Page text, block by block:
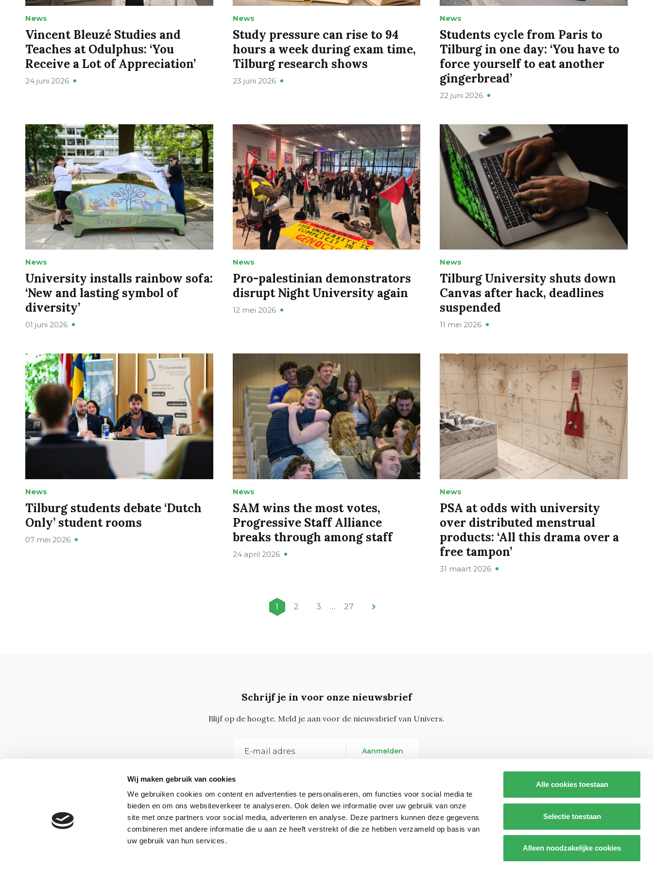
Wij maken gebruik van cookies
We gebruiken cookies om content en advertenties te personaliseren, om functies voor social media te
bieden en om ons websiteverkeer te analyseren. Ook delen we informatie over uw gebruik van onze
site met onze partners voor social media, adverteren en analyse. Deze partners kunnen deze gegevens
combineren met andere informatie die u aan ze heeft verstrekt of die ze hebben verzameld op basis van
uw gebruik van hun services.
Alle cookies toestaan
Selectie toestaan
Alleen noodzakelijke cookies
News
Vincent Bleuzé Studies and
Teaches at Odulphus: ‘You
Receive a Lot of Appreciation’
24 juni 2026
News
Study pressure can rise to 94
hours a week during exam time,
Tilburg research shows
23 juni 2026
News
Students cycle from Paris to
Tilburg in one day: ‘You have to
force yourself to eat another
gingerbread’
22 juni 2026
News
University installs rainbow sofa:
‘New and lasting symbol of
diversity’
01 juni 2026
News
Pro-palestinian demonstrators
disrupt Night University again
12 mei 2026
News
Tilburg University shuts down
Canvas after hack, deadlines
suspended
11 mei 2026
News
Tilburg students debate ‘Dutch
Only’ student rooms
07 mei 2026
News
SAM wins the most votes,
Progressive Staff Alliance
breaks through among staff
24 april 2026
News
PSA at odds with university
over distributed menstrual
products: ‘All this drama over a
free tampon’
31 maart 2026
1 2 3 … 27
Schrijf je in voor onze nieuwsbrief
Blijf op de hoogte. Meld je aan voor de nieuwsbrief van Univers.
Aanmelden
Vragen, opmerkingen of tips?Neem contact met ons op